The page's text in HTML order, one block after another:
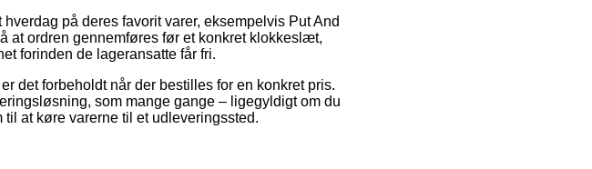
på deres favorit varer, eksempelvis Put And
at ordren gennemføres før et konkret klokkeslæt,
forinden de lageransatte får fri.
det forbeholdt når der bestilles for en konkret pris.
som mange gange – ligegyldigt om du
at køre varerne til et udleveringssted.